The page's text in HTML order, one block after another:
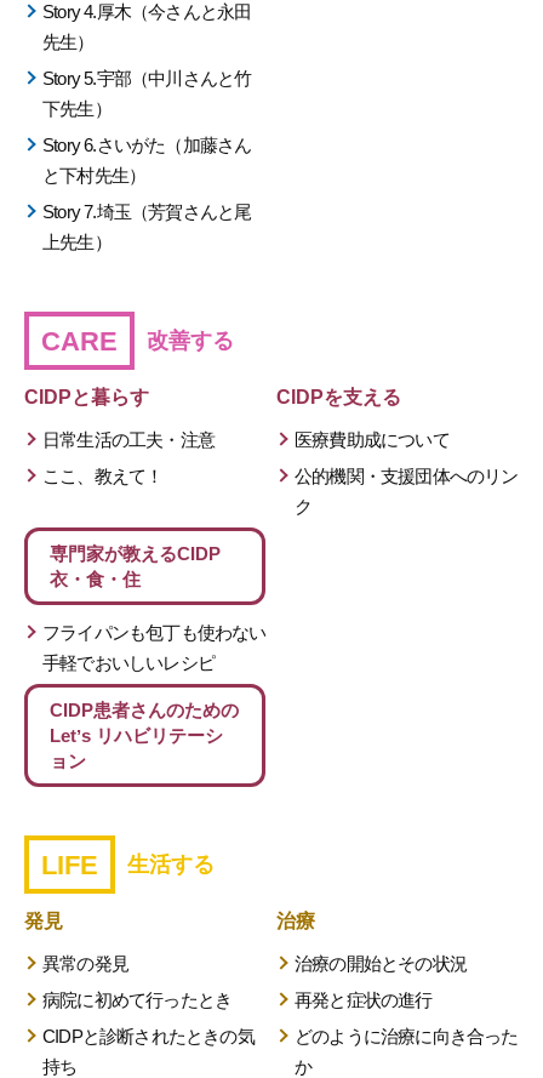
Story 4.厚木（今さんと永田
先生）
Story 5.宇部（中川さんと竹
下先生）
Story 6.さいがた（加藤さん
と下村先生）
Story 7.埼玉（芳賀さんと尾
上先生）
CARE 改善する
CIDPと暮らす
日常生活の工夫・注意
ここ、教えて！
CIDPを支える
医療費助成について
公的機関・支援団体へのリン
ク
専門家が教えるCIDP
衣・食・住
フライパンも包丁も使わない
手軽でおいしいレシピ
CIDP患者さんのための
Letʼs リハビリテーシ
ョン
LIFE 生活する
発見
異常の発見
病院に初めて行ったとき
CIDPと診断されたときの気
持ち
治療
治療の開始とその状況
再発と症状の進行
どのように治療に向き合った
か